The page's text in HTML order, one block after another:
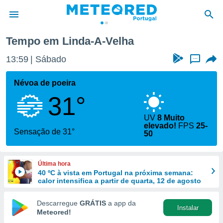
da
foi
fornecidas
a este
das
e
forma
digital
Tempo em Linda-A-Velha
13:59 Sábado ...
Névoa de poeira
31°
Sensação de 31°
UV8 Muito
elevado! FPS25-
50
Última hora
40 ºC à vista em Portugal na próxima semana:
calor intensifica a partir de quarta, 12 de agosto
Descarregue GRÁTIS a app da
Meteored!
Instalar